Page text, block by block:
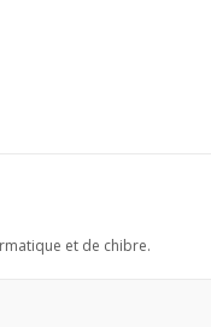
et de chibre.